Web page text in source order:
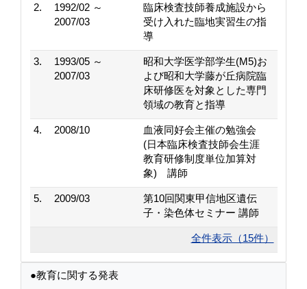
2.
1992/02 ～
2007/03
臨床検査技師養成施設から
受け入れた臨地実習生の指
導
3.
1993/05 ～
2007/03
昭和大学医学部学生(M5)お
よび昭和大学藤が丘病院臨
床研修医を対象とした専門
領域の教育と指導
4. 2008/10
血液同好会主催の勉強会
(日本臨床検査技師会生涯
教育研修制度単位加算対
象) 講師
5. 2009/03
第10回関東甲信地区遺伝
子・染色体セミナー 講師
全件表示（15件）
●教育に関する発表